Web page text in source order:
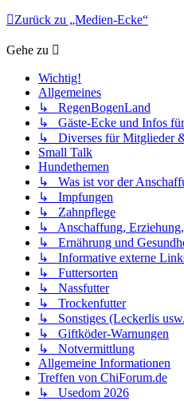
Zurück zu „Medien-Ecke“
Gehe zu
Wichtig!
Allgemeines
↳ RegenBogenLand
↳ Gäste-Ecke und Infos
↳ Diverses für Mitglieder
Small Talk
Hundethemen
↳ Was ist vor der
↳ Impfungen
↳ Zahnpflege
↳ Anschaffung,
↳ Ernährung und
↳ Informative externe
↳ Futtersorten
↳ Nassfutter
↳ Trockenfutter
↳ Sonstiges (Leckerlis
↳ Giftköder-Warnungen
↳ Notvermittlung
Allgemeine Informationen
Treffen von ChiForum.de
↳ Usedom 2026